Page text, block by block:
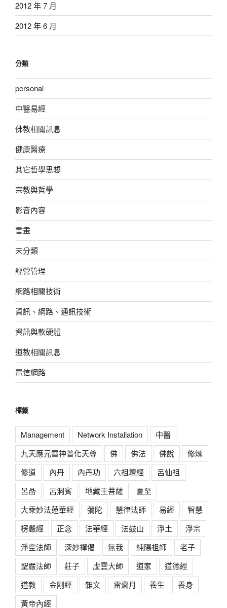
2012 年 7 月
2012 年 6 月
分類
personal
中醫易經
佛教相關訊息
健康醫療
其它哲學思想
宗教與哲學
影音內容
書畫
未分類
經營管理
網路相關技術
資訊、網路、通訊技術
資訊與軟硬體
道教相關訊息
電信網路
標籤
Management Network Installation
中醫
九天應元雷神普化天尊
佛 佛法 佛說
修煉
修道
內丹 內丹功 六祖壇經
呂仙祖
呂喦
呂洞賓 地藏王菩薩
夏至
大乘妙法蓮華經
彌陀 慧律法師 易經
智慧
楞嚴經
正念 法華經 法鼓山 淨土
淨宗
淨空法師
深妙禪偈 無我 純陽祖師
老子
聖嚴法師
莊子 虛雲大師 道家
道德經
道教
金剛經 雜文 雷齋月 養生
養身
黃帝內經